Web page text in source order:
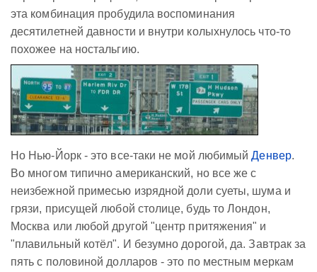
эта комбинация пробудила воспоминания
десятилетней давности и внутри колыхнулось что-то
похожее на ностальгию.
Но Нью-Йорк - это все-таки не мой любимыйДенвер.
Во многом типично американский, но все же с
неизбежной примесью изрядной доли суеты, шума и
грязи, присущей любой столице, будь то Лондон,
Москва или любой другой "центр притяжения" и
"плавильный котёл". И безумно дорогой, да. Завтрак за
пять с половиной долларов - это по местным меркам